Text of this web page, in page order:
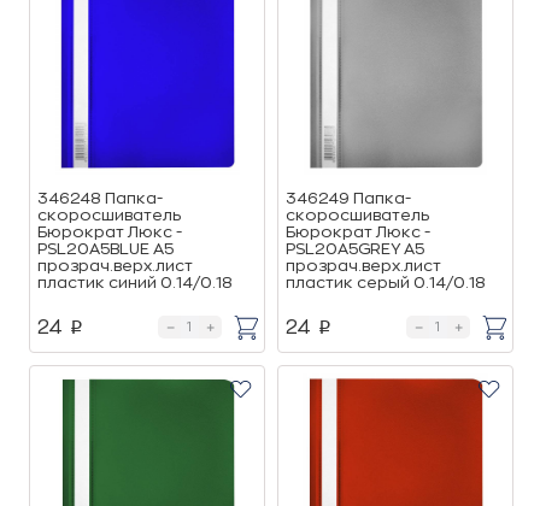
346248 Папка-
скоросшиватель
Бюрократ Люкс -
PSL20A5BLUE A5
прозрач.верх.лист
пластик синий 0.14/0.18
24 p
346249 Папка-
скоросшиватель
Бюрократ Люкс -
PSL20A5GREY A5
прозрач.верх.лист
пластик серый 0.14/0.18
24 p